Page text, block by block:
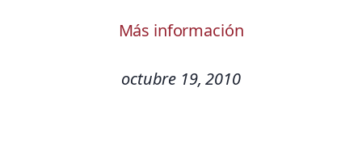
Más información
octubre 19, 2010